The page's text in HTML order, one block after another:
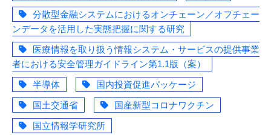
分散型金融システムにおけるオンチェーン／オフチェー
ンデータを活用した実態把握に関する研究
医療情報を取り扱う情報システム・サービスの提供事業
者における安全管理ガイドライン第1.1版（案）
半導体
国内投資促進パッケージ
国土交通省
国産新型コロナワクチン
国立情報学研究所